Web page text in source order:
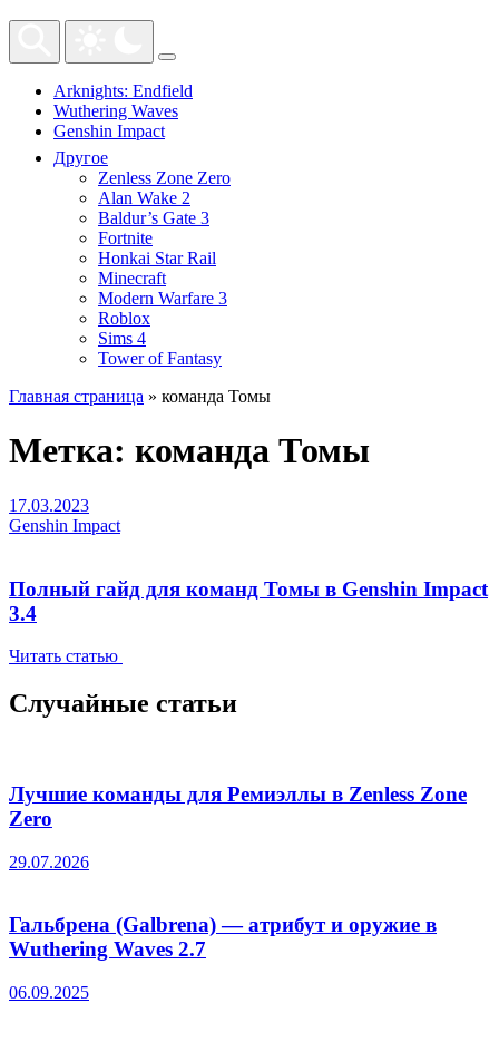
Arknights: Endfield
Wuthering Waves
Genshin Impact
Другое
Zenless Zone Zero
Alan Wake 2
Baldur’s Gate 3
Fortnite
Honkai Star Rail
Minecraft
Modern Warfare 3
Roblox
Sims 4
Tower of Fantasy
Главная страница » команда Томы
Метка: команда Томы
17.03.2023
Genshin Impact
Полный гайд для команд Томы в Genshin Impact
3.4
Читать статью
Случайные статьи
Лучшие команды для Ремиэллы в Zenless Zone
Zero
29.07.2026
Гальбрена (Galbrena) — атрибут и оружие в
Wuthering Waves 2.7
06.09.2025